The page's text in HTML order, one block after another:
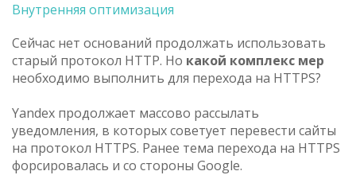
Внутренняя оптимизация
Сейчас нет оснований продолжать использовать
старый протокол HTTP. Но какой комплекс мер
необходимо выполнить для перехода на HTTPS?
Yandex продолжает массово рассылать
уведомления, в которых советует перевести сайты
на протокол HTTPS. Ранее тема перехода на HTTPS
форсировалась и со стороны Google.